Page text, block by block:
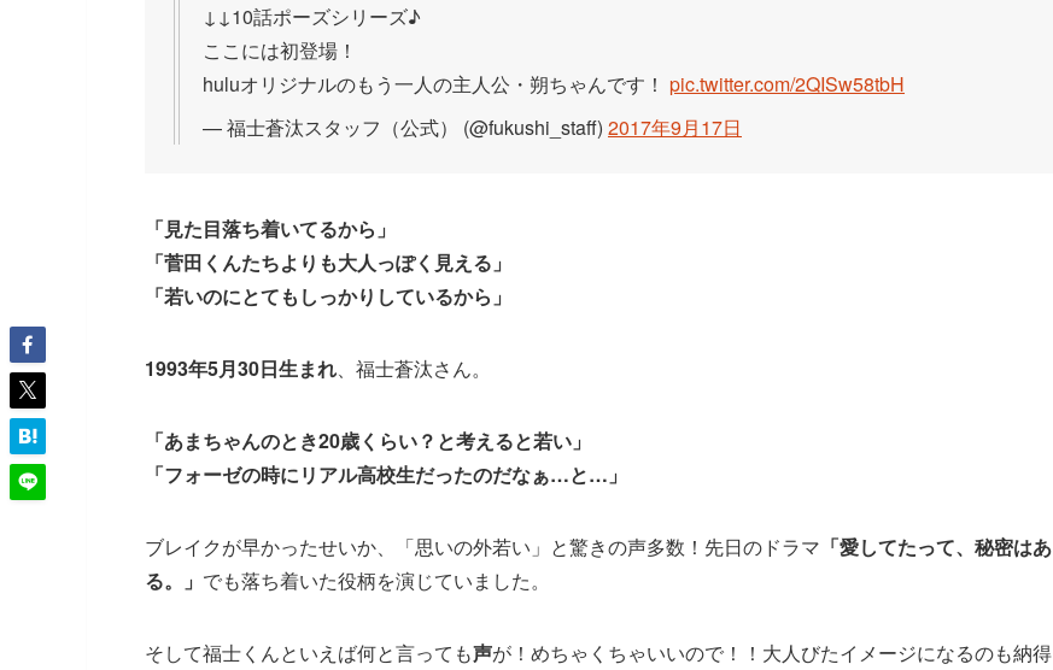
↓↓10話ポーズシリーズ♪
ここには初登場！
huluオリジナルのもう一人の主人公・朔ちゃんです！ pic.twitter.com/2QISw58tbH
— 福士蒼汰スタッフ（公式） (@fukushi_staff) 2017年9月17日
「見た目落ち着いてるから」
「菅田くんたちよりも大人っぽく見える」
「若いのにとてもしっかりしているから」
1993年5月30日生まれ、福士蒼汰さん。
「あまちゃんのとき20歳くらい？と考えると若い」
「フォーゼの時にリアル高校生だったのだなぁ…と…」
ブレイクが早かったせいか、「思いの外若い」と驚きの声多数！先日のドラマ 「愛してたって、秘密はあ
る。」 でも落ち着いた役柄を演じていました。
そして福士くんといえば何と言っても声が！めちゃくちゃいいので！！大人びたイメージになるのも納得